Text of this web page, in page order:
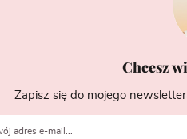
Chcesz
Zapisz się do mojego